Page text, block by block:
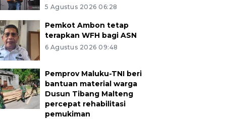
5 Agustus 2026 06:28
Pemkot Ambon tetap
terapkan WFH bagi ASN
6 Agustus 2026 09:48
Pemprov Maluku-TNI beri
bantuan material warga
Dusun Tibang Malteng
percepat rehabilitasi
pemukiman